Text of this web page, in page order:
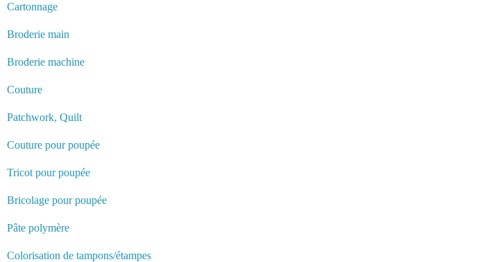
Cartonnage
Broderie main
Broderie machine
Couture
Patchwork, Quilt
Couture pour poupée
Tricot pour poupée
Bricolage pour poupée
Pâte polymère
Colorisation de tampons/étampes